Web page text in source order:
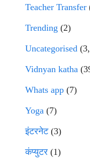
Teacher Transfer
Trending (2)
Uncategorised
Vidnyan katha
Whats app (7)
Yoga (7)
इंटरनेट(3)
कंप्युटर (1)